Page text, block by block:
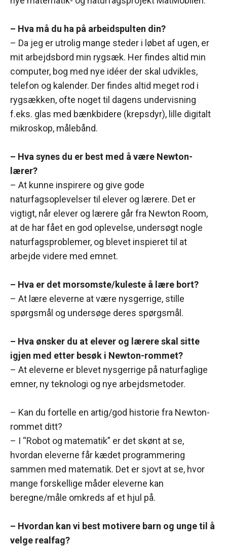
– Hva må du ha på arbeidspulten din?
– Da jeg er utrolig mange steder i løbet af ugen, er
mit arbejdsbord min rygsæk. Her findes altid min
computer, bog med nye idéer der skal udvikles,
telefon og kalender. Der findes altid meget rod i
rygsækken, ofte noget til dagens undervisning
f.eks. glas med bænkbidere (krepsdyr), lille digitalt
mikroskop, målebånd.
– Hva synes du er best med å være Newton-
lærer?
– At kunne inspirere og give gode
naturfagsoplevelser til elever og lærere. Det er
vigtigt, når elever og lærere går fra Newton Room,
at de har fået en god oplevelse, undersøgt nogle
naturfagsproblemer, og blevet inspieret til at
arbejde videre med emnet.
– Hva er det morsomste/kuleste å lære bort?
– At lære eleverne at være nysgerrige, stille
spørgsmål og undersøge deres spørgsmål.
– Hva ønsker du at elever og lærere skal sitte
igjen med etter besøk i Newton-rommet?
– At eleverne er blevet nysgerrige på naturfaglige
emner, ny teknologi og nye arbejdsmetoder.
– Kan du fortelle en artig/god historie fra Newton-
rommet ditt?
– I “Robot og matematik” er det skønt at se,
hvordan eleverne får kædet programmering
sammen med matematik. Det er sjovt at se, hvor
mange forskellige måder eleverne kan
beregne/måle omkreds af et hjul på.
– Hvordan kan vi best motivere barn og unge til å
velge realfag?